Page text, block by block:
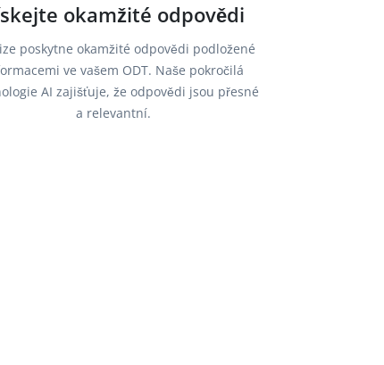
okamžité odpovědi
poskytne okamžité odpovědi podložené
ve vašem ODT. Naše pokročilá
AI zajišťuje, že odpovědi jsou přesné
a relevantní.